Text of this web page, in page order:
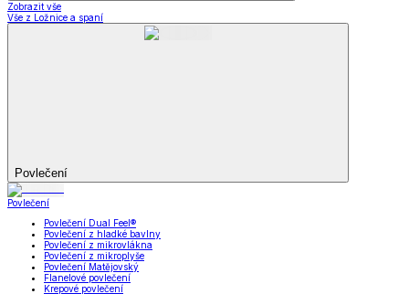
Zobrazit vše
Vše z Ložnice a spaní
Povlečení
Povlečení
Povlečení Dual Feel®
Povlečení z hladké bavlny
Povlečení z mikrovlákna
Povlečení z mikroplyše
Povlečení Matějovský
Flanelové povlečení
Krepové povlečení